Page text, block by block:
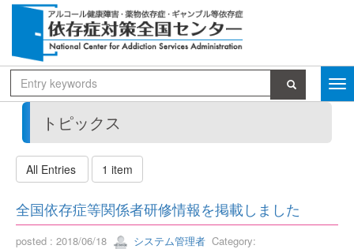
トピックス
All Entries 1 item
全国依存症等関係者研修情報を掲載しました
posted : 2018/06/18 システム管理者 Category: